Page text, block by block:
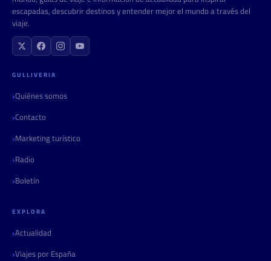
escapadas, descubrir destinos y entender mejor el mundo a través del
viaje.
GULLIVERIA
Quiénes somos
Contacto
Marketing turístico
Radio
Boletín
EXPLORA
Actualidad
Viajes por España